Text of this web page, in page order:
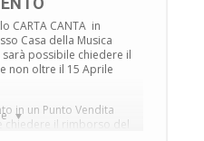
CARTA CANTA in
Casa della Musica
possibile chiedere il
non oltre il 15 Aprile
in un Punto Vendita
chiedere il rimborso del